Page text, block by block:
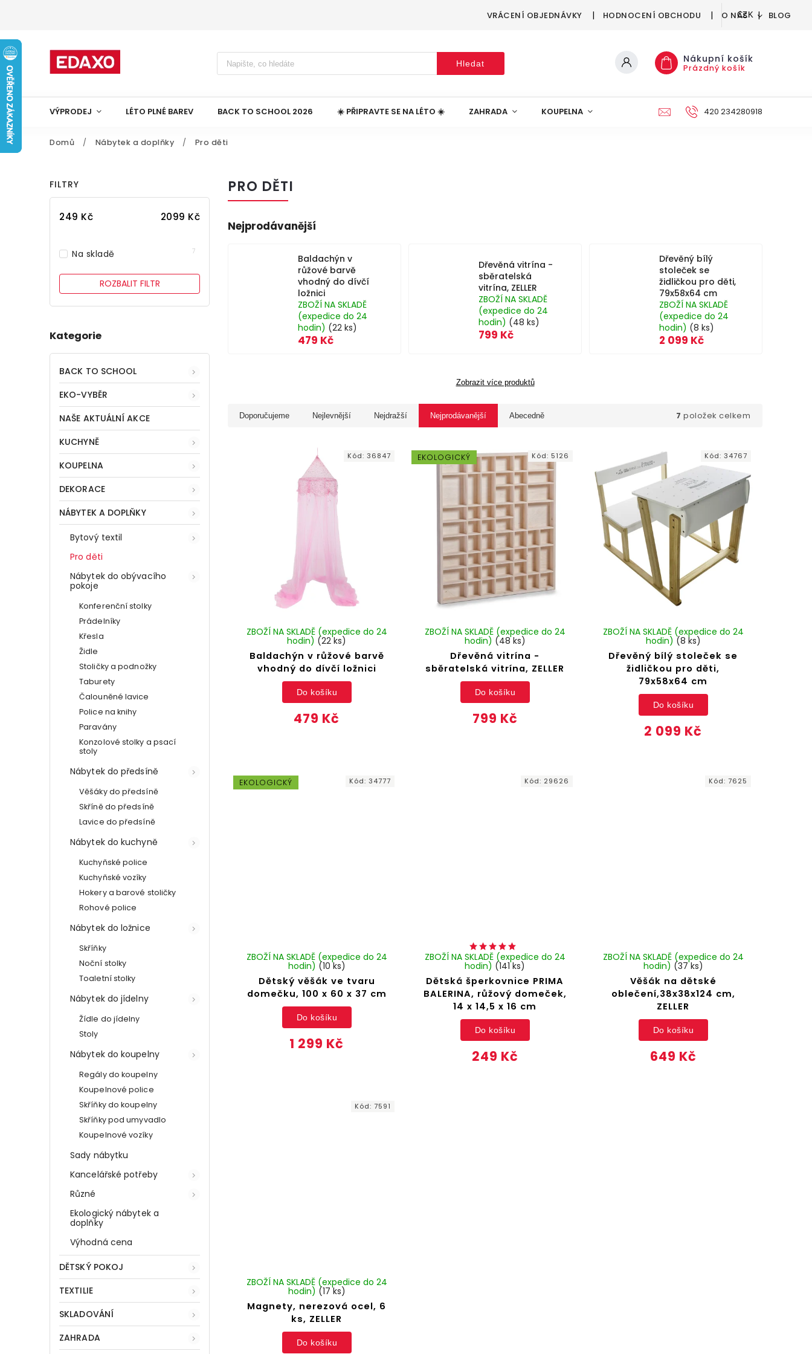
VRÁCENÍ OBJEDNÁVKY HODNOCENÍ OBCHODU O NÁS BLOG
CZK
Hledat Nákupní košík
Prázdný košík
VÝPRODEJ LÉTO PLNÉ BAREV BACK TO SCHOOL 2026 ☀️ PŘIPRAVTE SE NA LÉTO ☀️ ZAHRADA KOUPELNA DEKORACE
420 234280918
Domů / Nábytek a doplňky / Pro děti
FILTRY
249 Kč 2099 Kč
Na skladě 7
ROZBALIT FILTR
Kategorie
BACK TO SCHOOL
EKO-VYBĚR
NAŠE AKTUÁLNÍ AKCE
KUCHYNĚ
KOUPELNA
DEKORACE
NÁBYTEK A DOPLŇKY
Bytový textil
Pro děti
Nábytek do obývacího
pokoje
Konferenční stolky
Prádelníky
Křesla
Židle
Stoličky a podnožky
Taburety
Čalouněné lavice
Police na knihy
Paravány
Konzolové stolky a psací
stoly
Nábytek do předsíně
Věšáky do předsíně
Skříně do předsíně
Lavice do předsíně
Nábytek do kuchyně
Kuchyňské police
Kuchyňské vozíky
Hokery a barové stoličky
Rohové police
Nábytek do ložnice
Skříňky
Noční stolky
Toaletní stolky
Nábytek do jídelny
Žídle do jídelny
Stoly
Nábytek do koupelny
Regály do koupelny
Koupelnové police
Skříňky do koupelny
Skříňky pod umyvadlo
Koupelnové vozíky
Sady nábytku
Kancelářské potřeby
Různé
Ekologický nábytek a
doplňky
Výhodná cena
DĚTSKÝ POKOJ
TEXTILIE
SKLADOVÁNÍ
ZAHRADA
PRO DĚTI
Nejprodávanější
Baldachýn v
růžové barvě
vhodný do dívčí
ložnici
ZBOŽÍ NA SKLADĚ
(expedice do 24
hodin) (22 ks)
479 Kč
Dřevěná vitrína -
sběratelská
vitrína, ZELLER
ZBOŽÍ NA SKLADĚ
(expedice do 24
hodin) (48 ks)
799 Kč
Dřevěný bílý
stoleček se
židličkou pro děti,
79x58x64 cm
ZBOŽÍ NA SKLADĚ
(expedice do 24
hodin) (8 ks)
2 099 Kč
Zobrazit více produktů
Doporučujeme Nejlevnější Nejdražší Nejprodávanější Abecedně 7 položek celkem
Baldachýn v růžové barvě
vhodný do dívčí ložnici
ZBOŽÍ NA SKLADĚ (expedice do 24
hodin) (22 ks)
479 Kč
Do košíku
Kód:36847 EKOLOGICKÝ
Dřevěná vitrína -
sběratelská vitrína, ZELLER
ZBOŽÍ NA SKLADĚ (expedice do 24
hodin) (48 ks)
799 Kč
Do košíku
Kód: 5126
Dřevěný bílý stoleček se
židličkou pro děti,
79x58x64 cm
ZBOŽÍ NA SKLADĚ (expedice do 24
hodin) (8 ks)
2 099 Kč
Do košíku
Kód:34767
EKOLOGICKÝ
Dětský věšák ve tvaru
domečku, 100 x 60 x 37 cm
ZBOŽÍ NA SKLADĚ (expedice do 24
hodin) (10 ks)
1 299 Kč
Do košíku
Kód:34777
Dětská šperkovnice PRIMA
BALERINA, růžový domeček,
14 x 14,5 x 16 cm
ZBOŽÍ NA SKLADĚ (expedice do 24
hodin) (141 ks)
249 Kč
Do košíku
Kód: 29626
Věšák na dětské
oblečení,38x38x124 cm,
ZELLER
ZBOŽÍ NA SKLADĚ (expedice do 24
hodin) (37 ks)
649 Kč
Do košíku
Kód:7625
Magnety, nerezová ocel, 6
ks, ZELLER
ZBOŽÍ NA SKLADĚ (expedice do 24
hodin) (17 ks)
Do košíku
Kód:7591